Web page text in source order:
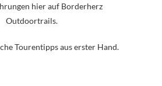
hier auf Borderherz
Outdoortrails.
Tourentipps aus erster Hand.